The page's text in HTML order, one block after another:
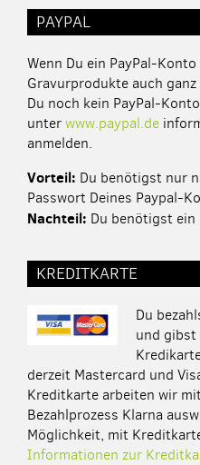
PAYPAL
Wenn Du ein PayPal-
Gravurprodukte auch
Du noch kein PayPal-
unterwww.paypal.de
anmelden.
Vorteil: Du benötigst nur
Passwort Deines Paypal-
Nachteil: Du benötigst ein
KREDITKARTE
Du
und gibst
derzeit Mastercard und
Kreditkarte arbeiten wir
Bezahlprozess Klarna
Möglichkeit, mit
Informationen zur